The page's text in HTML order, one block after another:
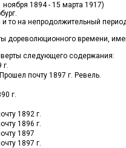
1894 - 15 марта 1917)
то на непродолжительный
дореволюционного времени,
следующего содержания:
г.
почту 1897 г. Ревель.
г.
1892 г.
1896 г.
1897
1897 г.